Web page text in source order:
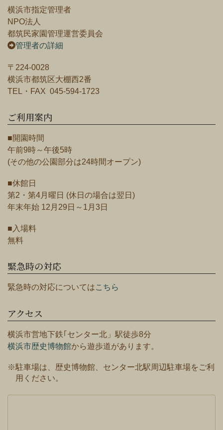
横浜市指定管理者
NPO法人
都筑民家園管理運営委員会
管理者の詳細
〒224-0028
横浜市都筑区大棚西2番
TEL・FAX 045-594-1723
ご利用案内
■開園時間
午前9時～午後5時
(その他の公園部分は24時間オープン)
■休館日
第2・第4月曜日 (休日の場合は翌日)
年末年始 12月29日～1月3日
■入場料
無料
緊急時の対応
緊急時の対応についてはこちら
アクセス
横浜市営地下鉄｢センター北」駅徒歩8分
横浜市歴史博物館から遊歩道があります。
※駐車場は、歴史博物館、センター北駅周辺駐車場をご利
用ください。